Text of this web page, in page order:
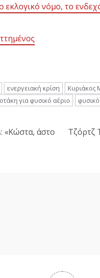
εκλογικό νόμο, το
ενεργειακή κρίση Κυριάκος
για φυσικό αέριο
«Κώστα, άστο
Τζόρτζ